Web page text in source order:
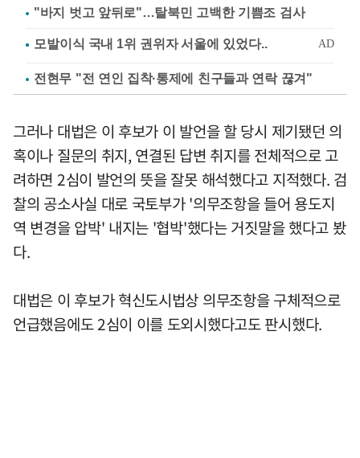
"바지 벗고 앞뒤로"…탈북민 고백한 기쁨조 검사
전현무 "전 연인 집착·통제에 친구들과 연락 끊겨"
그러나 대법은 이 후보가 이 발언을 할 당시 제기됐던 의
혹이나 질문의 취지, 연결된 답변 취지를 전체적으로 고
려하면 2심이 발언의 뜻을 잘못 해석했다고 지적했다. 검
찰의 공소사실 대로 국토부가 '의무조항을 들어 용도지
역 변경을 압박' 내지는 '협박'했다는 거짓말을 했다고 봤
다.
대법은 이 후보가 혁신도시법상 의무조항을 구체적으로
언급했음에도 2심이 이를 도외시했다고도 판시했다.